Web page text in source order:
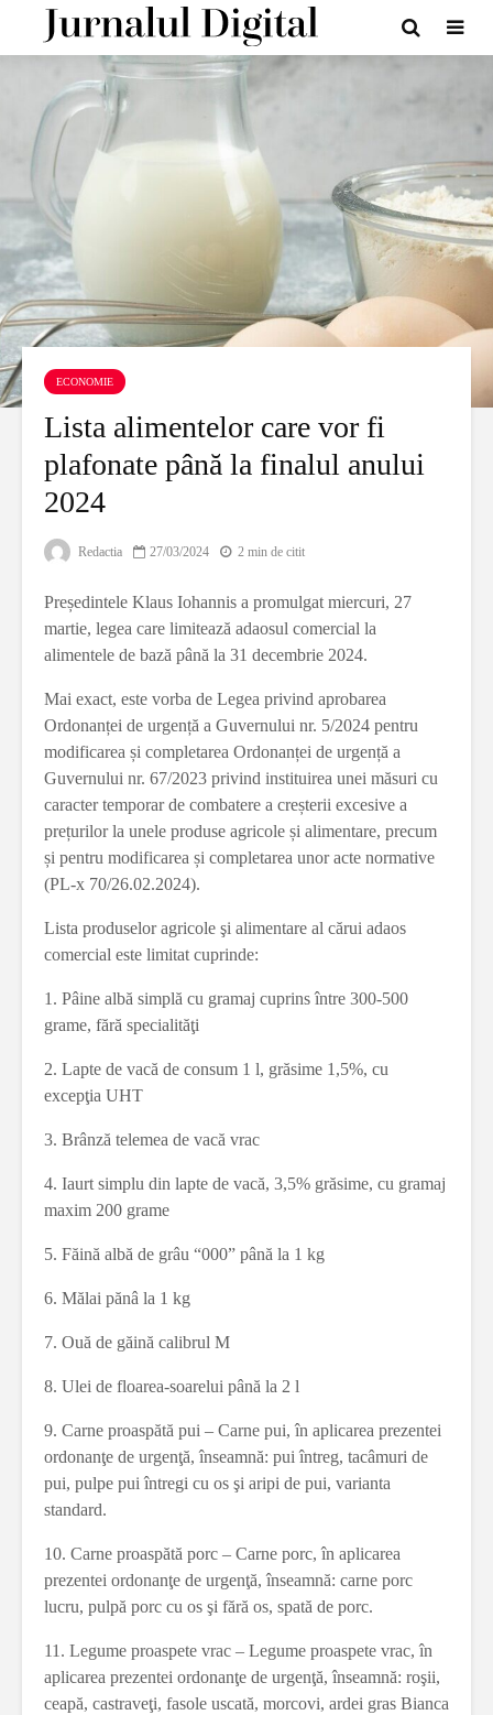
ECONOMIE
Lista alimentelor care vor fi
plafonate până la finalul anului
2024
Redactia 27/03/2024 2 min de citit
Președintele Klaus Iohannis a promulgat miercuri, 27
martie, legea care limitează adaosul comercial la
alimentele de bază până la 31 decembrie 2024.
Mai exact, este vorba de Legea privind aprobarea
Ordonanței de urgență a Guvernului nr. 5/2024 pentru
modificarea și completarea Ordonanței de urgență a
Guvernului nr. 67/2023 privind instituirea unei măsuri cu
caracter temporar de combatere a creșterii excesive a
prețurilor la unele produse agricole și alimentare, precum
și pentru modificarea și completarea unor acte normative
(PL-x 70/26.02.2024).
Lista produselor agricole şi alimentare al cărui adaos
comercial este limitat cuprinde:
1. Pâine albă simplă cu gramaj cuprins între 300-500
grame, fără specialităţi
2. Lapte de vacă de consum 1 l, grăsime 1,5%, cu
excepţia UHT
3. Brânză telemea de vacă vrac
4. Iaurt simplu din lapte de vacă, 3,5% grăsime, cu gramaj
maxim 200 grame
5. Făină albă de grâu “000” până la 1 kg
6. Mălai pănâ la 1 kg
7. Ouă de găină calibrul M
8. Ulei de floarea-soarelui până la 2 l
9. Carne proaspătă pui – Carne pui, în aplicarea prezentei
ordonanţe de urgenţă, înseamnă: pui întreg, tacâmuri de
pui, pulpe pui întregi cu os şi aripi de pui, varianta
standard.
10. Carne proaspătă porc – Carne porc, în aplicarea
prezentei ordonanţe de urgenţă, înseamnă: carne porc
lucru, pulpă porc cu os şi fără os, spată de porc.
11. Legume proaspete vrac – Legume proaspete vrac, în
aplicarea prezentei ordonanţe de urgenţă, înseamnă: roşii,
ceapă, castraveţi, fasole uscată, morcovi, ardei gras Bianca